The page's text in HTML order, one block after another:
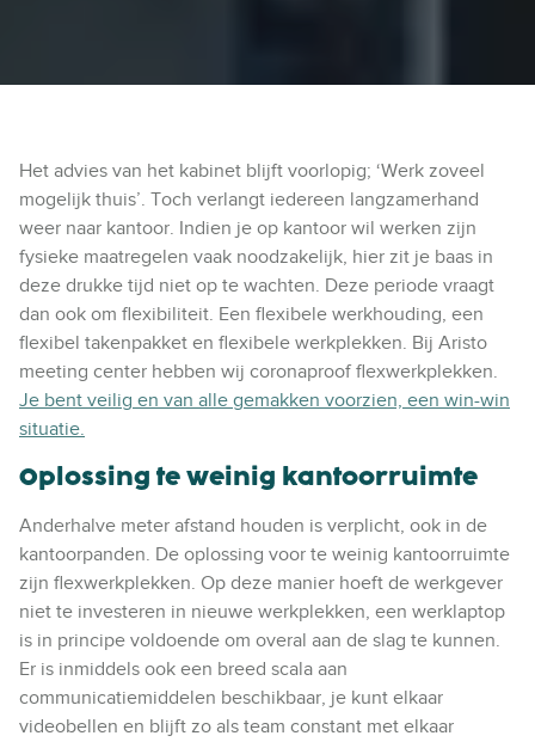
Het advies van het kabinet blijft voorlopig; ‘Werk zoveel
mogelijk thuis’. Toch verlangt iedereen langzamerhand
weer naar kantoor. Indien je op kantoor wil werken zijn
fysieke maatregelen vaak noodzakelijk, hier zit je baas in
deze drukke tijd niet op te wachten. Deze periode vraagt
dan ook om flexibiliteit. Een flexibele werkhouding, een
flexibel takenpakket en flexibele werkplekken. Bij Aristo
meeting center hebben wij coronaproof flexwerkplekken.
Je bent veilig en van alle gemakken voorzien, een win-win
situatie.
Oplossing te weinig kantoorruimte
Anderhalve meter afstand houden is verplicht, ook in de
kantoorpanden. De oplossing voor te weinig kantoorruimte
zijn flexwerkplekken. Op deze manier hoeft de werkgever
niet te investeren in nieuwe werkplekken, een werklaptop
is in principe voldoende om overal aan de slag te kunnen.
Er is inmiddels ook een breed scala aan
communicatiemiddelen beschikbaar, je kunt elkaar
videobellen en blijft zo als team constant met elkaar